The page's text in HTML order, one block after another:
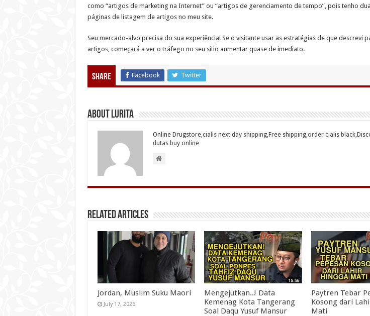
como “artigos de marketing na Internet” ou “artigos de gerenciamento de tempo”, pois tenho
páginas de listagem de artigos no meu site.
Seu mercado-alvo precisa do sua experiência! Se o visitante usar as estratégias de que descrevi
artigos, começará a ver o tráfego no seu sitio aumentar quase de imediato.
Share Facebook Twitter
About Lurita
Online Drugstore,cialis next day shipping,Free shipping,order cialis black
dutas buy online
Related Articles
Jordan, Muslim Suku Maori
July 17, 2026
Mengejutkan..! Data
Kemenag Kota Tangerang
Soal Daqu Yusuf Mansur
Paytren Tebar
Kosong dari
Mati